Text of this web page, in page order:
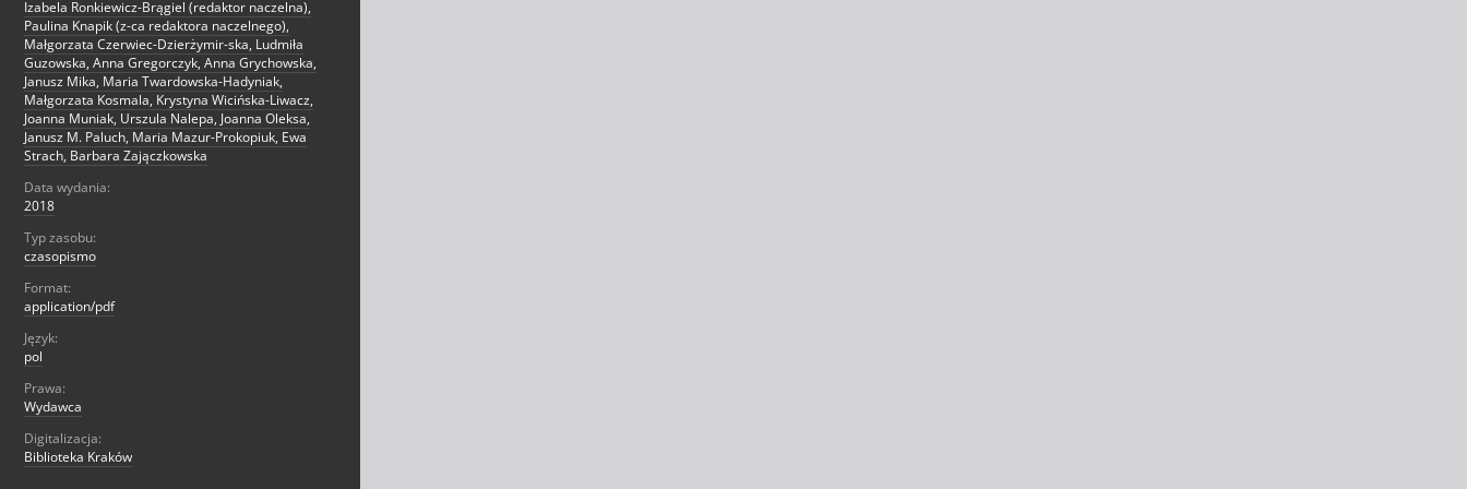
Izabela Ronkiewicz-Brągiel (redaktor naczelna),
Paulina Knapik (z-ca redaktora naczelnego),
Małgorzata Czerwiec-Dzierżymir-ska, Ludmiła
Guzowska, Anna Gregorczyk, Anna Grychowska,
Janusz Mika, Maria Twardowska-Hadyniak,
Małgorzata Kosmala, Krystyna Wicińska-Liwacz,
Joanna Muniak, Urszula Nalepa, Joanna Oleksa,
Janusz M. Paluch, Maria Mazur-Prokopiuk, Ewa
Strach, Barbara Zajączkowska
Data wydania:
2018
Typ zasobu:
czasopismo
Format:
application/pdf
Język:
pol
Prawa:
Wydawca
Digitalizacja:
Biblioteka Kraków